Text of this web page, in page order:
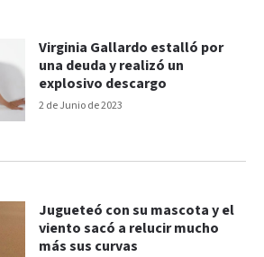
2 de Junio de 2023
Virginia Gallardo estalló por
una deuda y realizó un
explosivo descargo
Jugueteó con su mascota y el
viento sacó a relucir mucho
más sus curvas